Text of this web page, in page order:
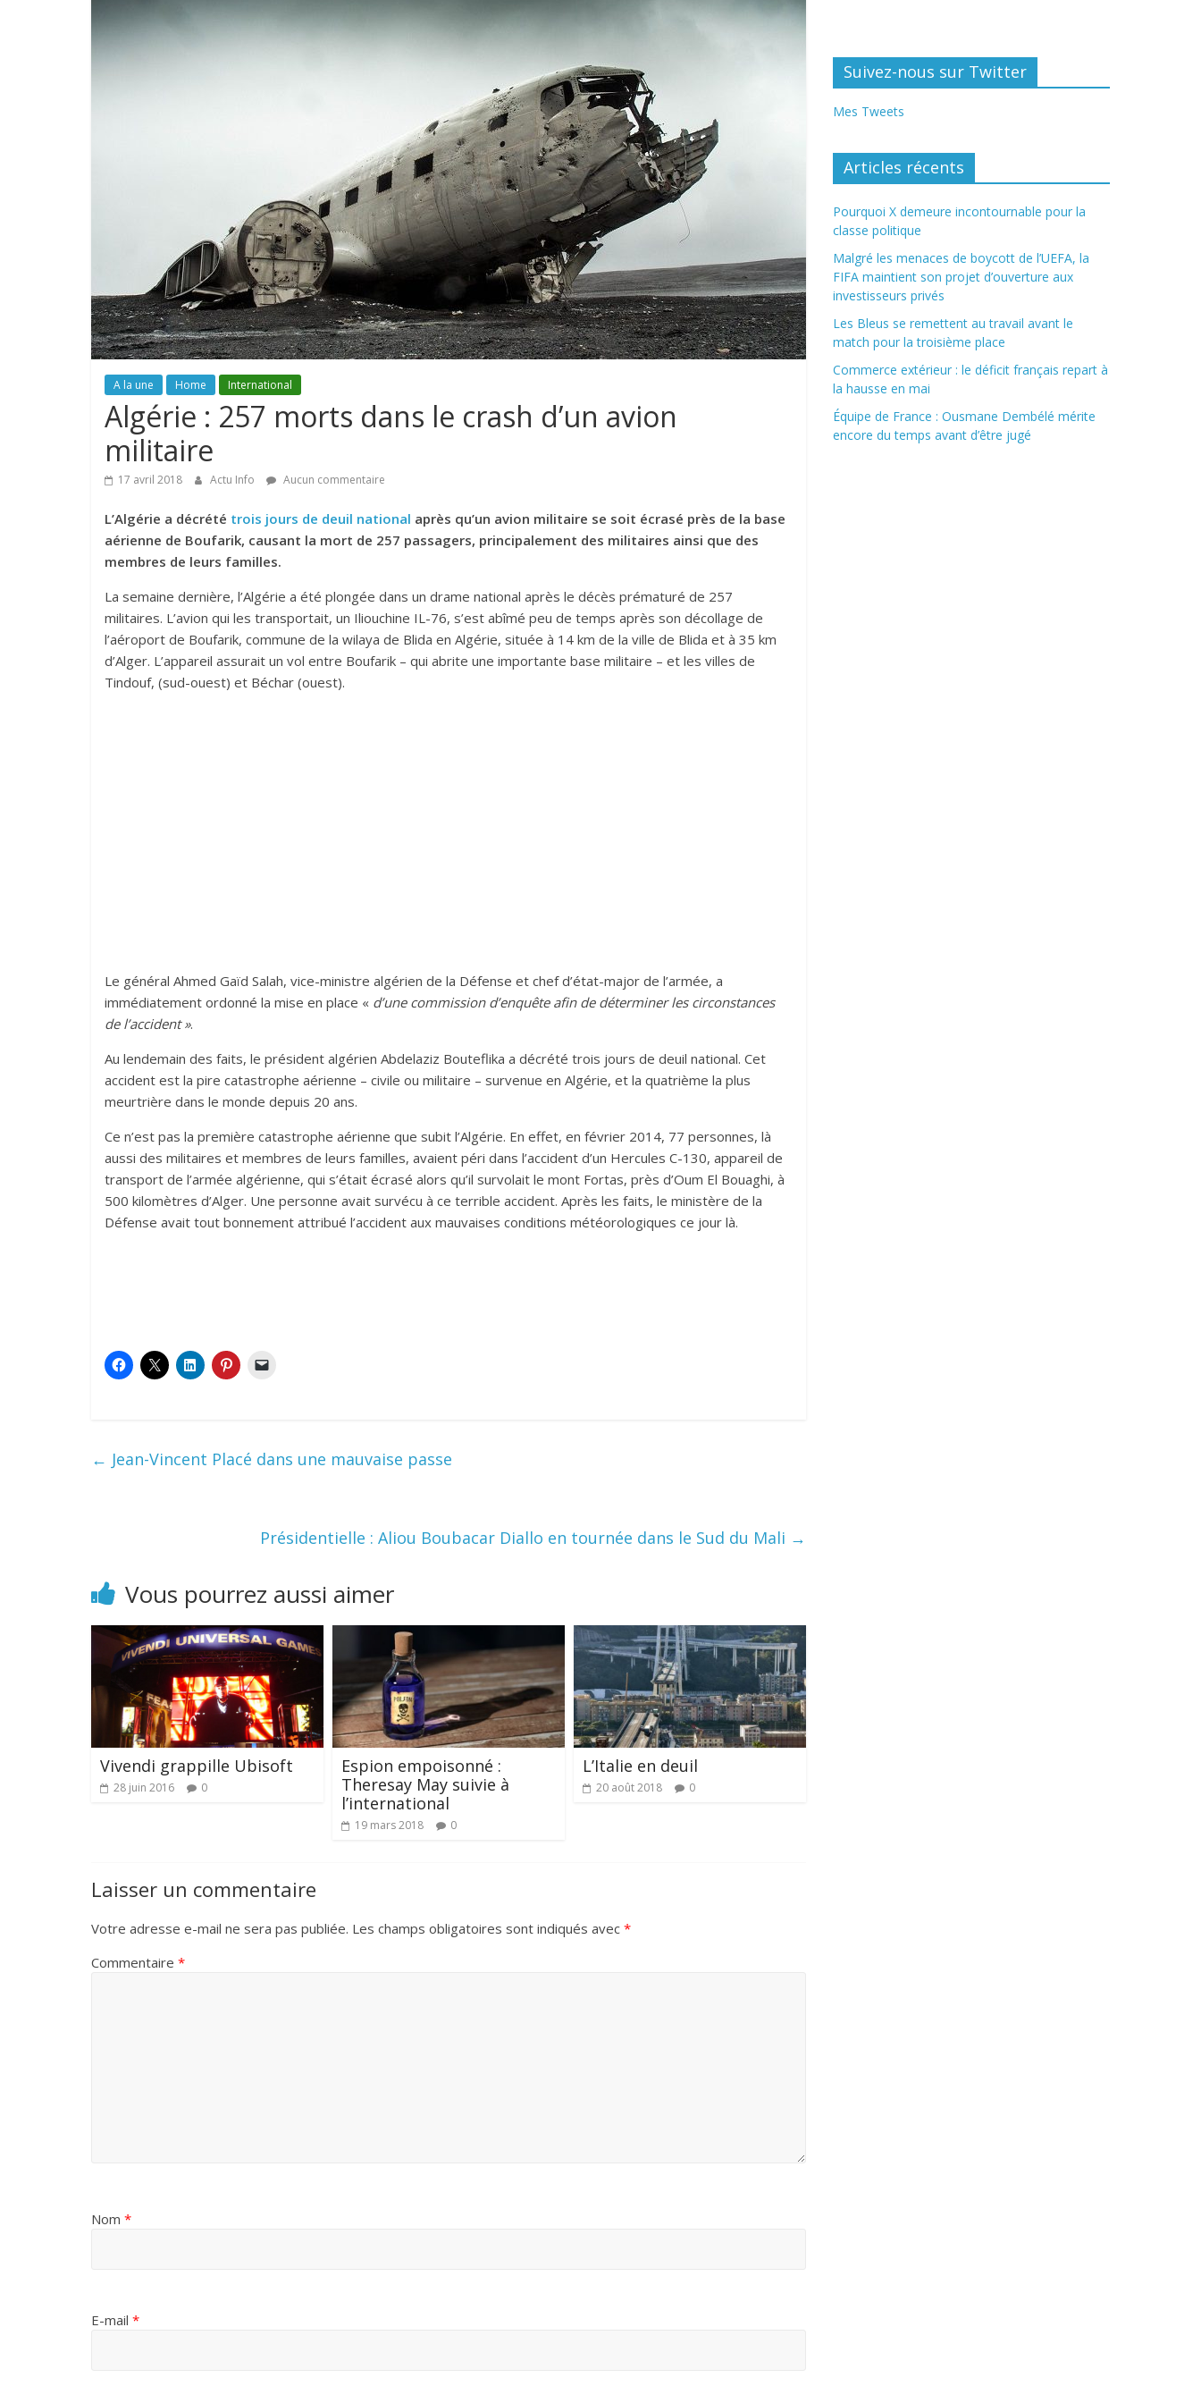
A la une Home International
Algérie : 257 morts dans le crash d’un avion
militaire
17 avril 2018 Actu Info Aucun commentaire
L’Algérie a décrété trois jours de deuil national après qu’un avion militaire se soit écrasé près de la base
aérienne de Boufarik, causant la mort de 257 passagers, principalement des militaires ainsi que des
membres de leurs familles.
La semaine dernière, l’Algérie a été plongée dans un drame national après le décès prématuré de 257
militaires. L’avion qui les transportait, un Iliouchine IL-76, s’est abîmé peu de temps après son décollage de
l’aéroport de Boufarik, commune de la wilaya de Blida en Algérie, située à 14 km de la ville de Blida et à 35 km
d’Alger. L’appareil assurait un vol entre Boufarik – qui abrite une importante base militaire – et les villes de
Tindouf, (sud-ouest) et Béchar (ouest).
Le général Ahmed Gaïd Salah, vice-ministre algérien de la Défense et chef d’état-major de l’armée, a
immédiatement ordonné la mise en place « d’une commission d’enquête afin de déterminer les circonstances
de l’accident ».
Au lendemain des faits, le président algérien Abdelaziz Bouteflika a décrété trois jours de deuil national. Cet
accident est la pire catastrophe aérienne – civile ou militaire – survenue en Algérie, et la quatrième la plus
meurtrière dans le monde depuis 20 ans.
Ce n’est pas la première catastrophe aérienne que subit l’Algérie. En effet, en février 2014, 77 personnes, là
aussi des militaires et membres de leurs familles, avaient péri dans l’accident d’un Hercules C-130, appareil de
transport de l’armée algérienne, qui s’était écrasé alors qu’il survolait le mont Fortas, près d’Oum El Bouaghi, à
500 kilomètres d’Alger. Une personne avait survécu à ce terrible accident. Après les faits, le ministère de la
Défense avait tout bonnement attribué l’accident aux mauvaises conditions météorologiques ce jour là.
← Jean-Vincent Placé dans une mauvaise passe
Présidentielle : Aliou Boubacar Diallo en tournée dans le Sud du Mali →
Vous pourrez aussi aimer
Vivendi grappille Ubisoft
28 juin 2016 0
Espion empoisonné :
Theresay May suivie à
l’international
19 mars 2018 0
L’Italie en deuil
20 août 2018 0
Laisser un commentaire
Votre adresse e-mail ne sera pas publiée. Les champs obligatoires sont indiqués avec *
Commentaire *
Nom *
E-mail *
Suivez-nous sur Twitter
Mes Tweets
Articles récents
Pourquoi X demeure incontournable pour la
classe politique
Malgré les menaces de boycott de l’UEFA, la
FIFA maintient son projet d’ouverture aux
investisseurs privés
Les Bleus se remettent au travail avant le
match pour la troisième place
Commerce extérieur : le déficit français repart à
la hausse en mai
Équipe de France : Ousmane Dembélé mérite
encore du temps avant d’être jugé